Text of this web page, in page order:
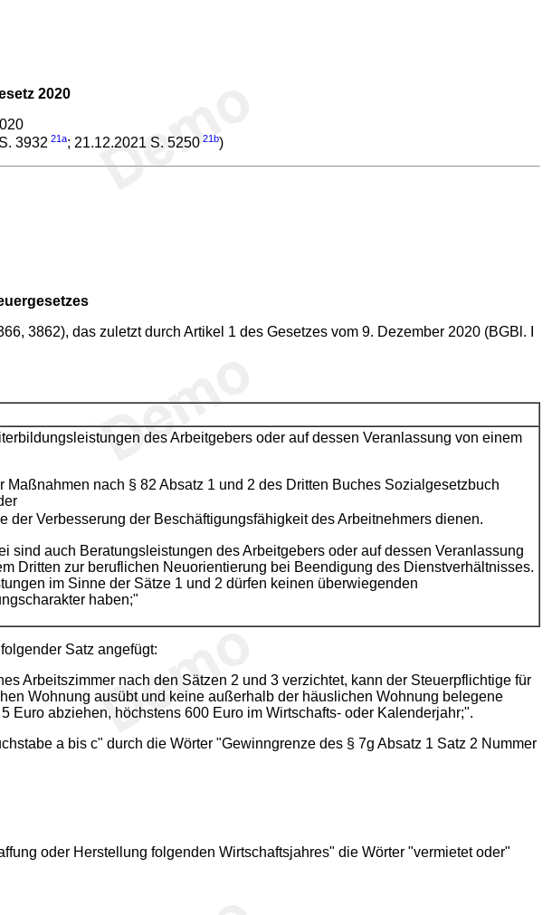
2020
3932 21a; 21.12.2021 S. 5250 21b)
3862), das zuletzt durch Artikel 1 des Gesetzes vom 9. Dezember 2020 (BGBl. I
des Arbeitgebers oder auf dessen Veranlassung von einem
Maßnahmen nach § 82 Absatz 1 und 2 des Dritten Buches Sozialgesetzbuch
der Verbesserung der Beschäftigungsfähigkeit des Arbeitnehmers dienen.
sind auch Beratungsleistungen des Arbeitgebers oder auf dessen Veranlassung
Dritten zur beruflichen Neuorientierung bei Beendigung des Dienstverhältnisses.
im Sinne der Sätze 1 und 2 dürfen keinen überwiegenden
haben;"
Satz angefügt:
Arbeitszimmer nach den Sätzen 2 und 3 verzichtet, kann der Steuerpflichtige für
Wohnung ausübt und keine außerhalb der häuslichen Wohnung belegene
Euro abziehen, höchstens 600 Euro im Wirtschafts- oder Kalenderjahr;".
a bis c" durch die Wörter "Gewinngrenze des § 7g Absatz 1 Satz 2 Nummer
oder Herstellung folgenden Wirtschaftsjahres" die Wörter "vermietet oder"